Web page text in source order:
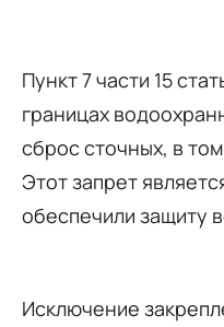
Пункт 7 части 15
границах
сброс сточных, в
Этот запрет
обеспечили защиту
Исключение